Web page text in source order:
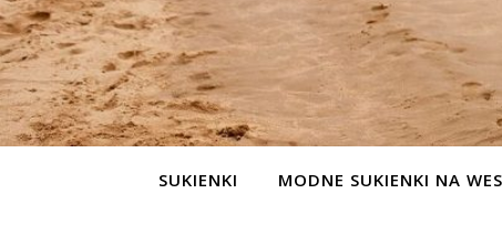
SUKIENKI MODNE SUKIENKI NA